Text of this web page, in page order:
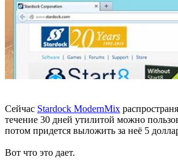
Сейчас Stardock ModernMix
течение 30 дней утилитой можно
потом придется выложить за неё 5
Вот что это дает.